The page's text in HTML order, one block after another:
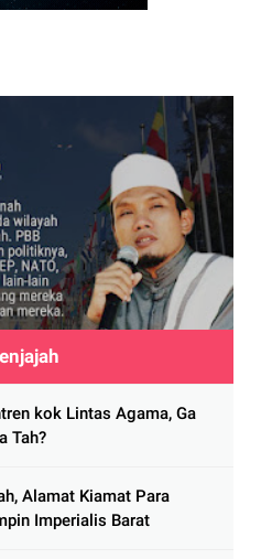
kok Lintas Agama, Ga
Tah?
Alamat Kiamat Para
Imperialis Barat